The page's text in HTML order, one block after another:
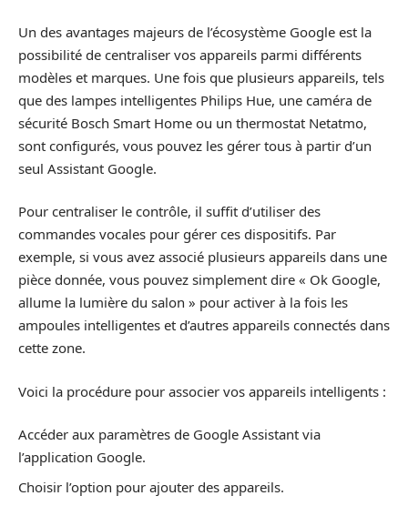
Un des avantages majeurs de l’écosystème Google est la
possibilité de centraliser vos appareils parmi différents
modèles et marques. Une fois que plusieurs appareils, tels
que des lampes intelligentes Philips Hue, une caméra de
sécurité Bosch Smart Home ou un thermostat Netatmo,
sont configurés, vous pouvez les gérer tous à partir d’un
seul Assistant Google.
Pour centraliser le contrôle, il suffit d’utiliser des
commandes vocales pour gérer ces dispositifs. Par
exemple, si vous avez associé plusieurs appareils dans une
pièce donnée, vous pouvez simplement dire « Ok Google,
allume la lumière du salon » pour activer à la fois les
ampoules intelligentes et d’autres appareils connectés dans
cette zone.
Voici la procédure pour associer vos appareils intelligents :
Accéder aux paramètres de Google Assistant via
l’application Google.
Choisir l’option pour ajouter des appareils.